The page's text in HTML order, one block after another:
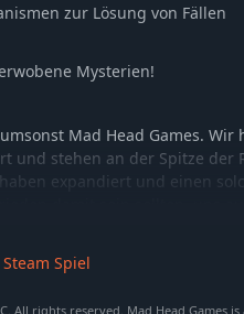
zur Lösung von Fällen
Mysterien!
Mad Head Games. Wir
und stehen an der Spitze der
expandiert und einen
damit sein sollten, uns
Nicht im Geringsten.
Spiel
All rights reserved. Mad Head Games